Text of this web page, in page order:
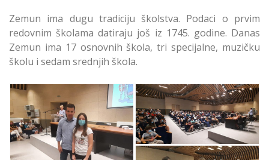
Zemun ima dugu tradiciju školstva. Podaci o prvim
redovnim školama datiraju još iz 1745. godine. Danas
Zemun ima 17 osnovnih škola, tri specijalne, muzičku
školu i sedam srednjih škola.
Uručene Nagrade
Najboljim Učenicima
u Zemunu
Uručene Nagrade
Najboljim Učenicima
Zemun